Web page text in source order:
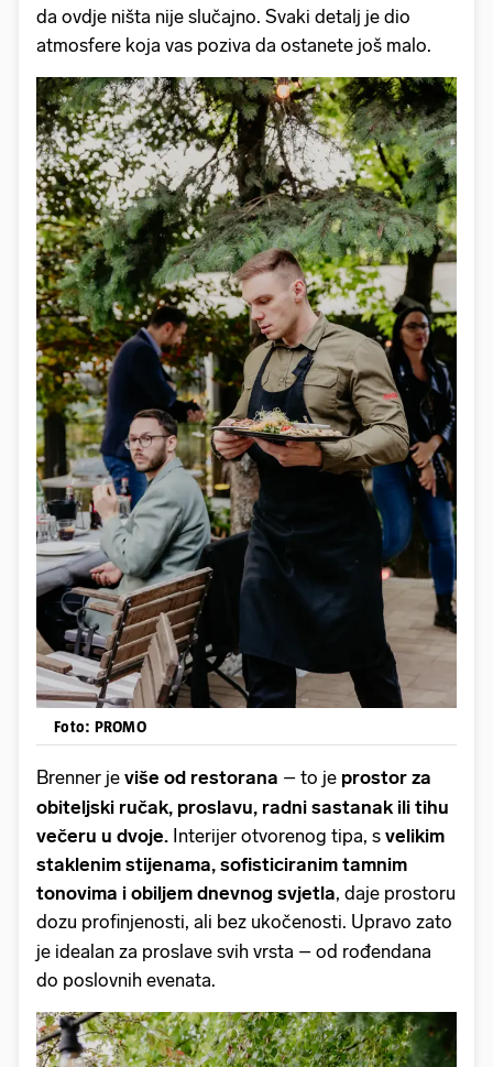
da ovdje ništa nije slučajno. Svaki detalj je dio
atmosfere koja vas poziva da ostanete još malo.
Foto: PROMO
Brenner je više od restorana – to je prostor za
obiteljski ručak, proslavu, radni sastanak ili tihu
večeru u dvoje. Interijer otvorenog tipa, s velikim
staklenim stijenama, sofisticiranim tamnim
tonovima i obiljem dnevnog svjetla, daje prostoru
dozu profinjenosti, ali bez ukočenosti. Upravo zato
je idealan za proslave svih vrsta – od rođendana
do poslovnih evenata.